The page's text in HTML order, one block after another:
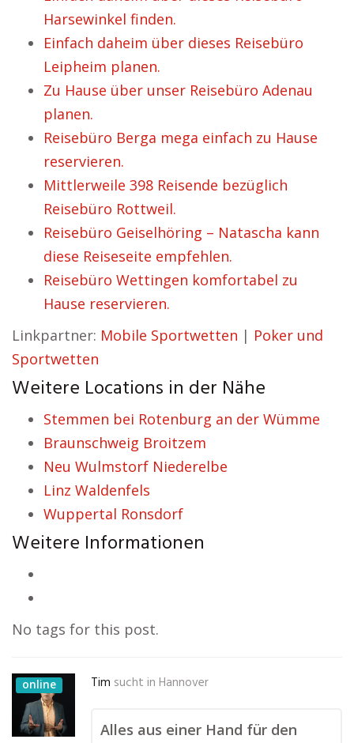
Harsewinkel finden.
Einfach daheim über dieses Reisebüro
Leipheim planen.
Zu Hause über unser Reisebüro Adenau
planen.
Reisebüro Berga mega einfach zu Hause
reservieren.
Mittlerweile 398 Reisende bezüglich
Reisebüro Rottweil.
Reisebüro Geiselhöring – Natascha kann
diese Reiseseite empfehlen.
Reisebüro Wettingen komfortabel zu
Hause reservieren.
Linkpartner: Mobile Sportwetten | Poker und
Sportwetten
Weitere Locations in der Nähe
Stemmen bei Rotenburg an der Wümme
Braunschweig Broitzem
Neu Wulmstorf Niederelbe
Linz Waldenfels
Wuppertal Ronsdorf
Weitere Informationen
No tags for this post.
online Tim sucht in Hannover
Alles aus einer Hand für den